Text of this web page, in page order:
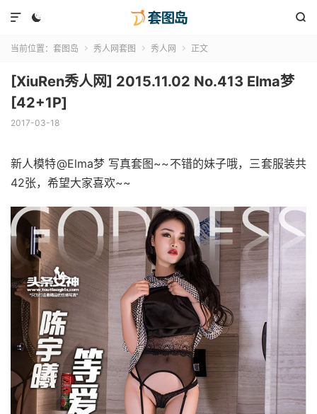
 

当前位置： 套图岛  秀人网套图  秀人网  正文
[XiuRen秀人网] 2015.11.02 No.413 Elma梦
[42+1P]
2017-03-18
新人模特@Elma梦 写真套图~~不错的妹子哦，三套服装共
42张，希望大家喜欢~~